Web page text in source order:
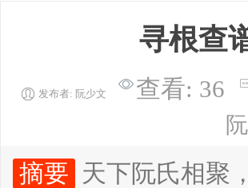
寻根查
发布者: 阮少文 查看: 36
摘要 天下阮氏相聚